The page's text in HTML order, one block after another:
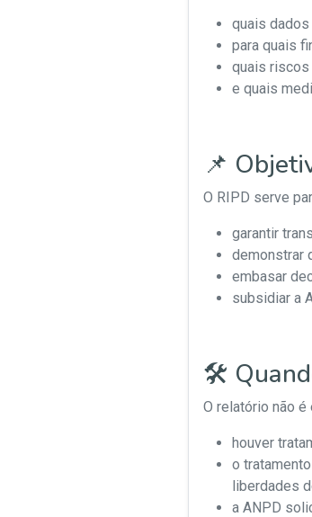
quais
para quais
quais riscos
e quais
📌
O RIPD serve
garantir
demonstrar
embasar
subsidiar a
🛠️
O relatório não
houver
o
liberdades
a ANPD